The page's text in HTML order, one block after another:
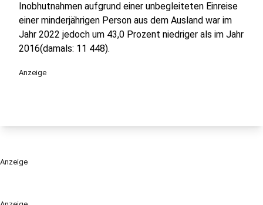
Inobhutnahmen aufgrund einer unbegleiteten Einreise
einer minderjährigen Person aus dem Ausland war im
Jahr 2022 jedoch um 43,0 Prozent niedriger als im Jahr
2016(damals: 11 448).
Anzeige
Anzeige